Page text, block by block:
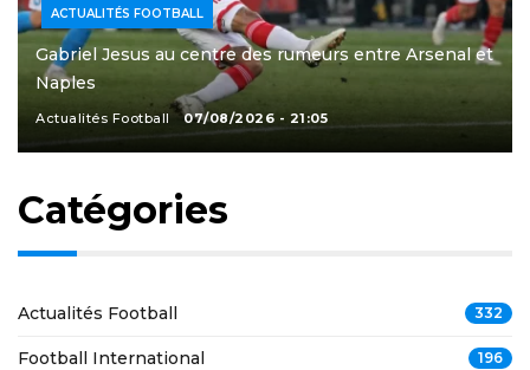
ACTUALITÉS FOOTBALL
Gabriel Jesus au centre des rumeurs entre Arsenal et
Naples
Actualités Football 07/08/2026 - 21:05
Catégories
Actualités Football 332
Football International 196